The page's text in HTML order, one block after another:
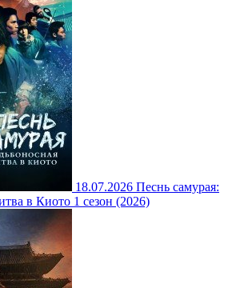
18.07.2026 Песнь самурая:
в Киото 1 сезон (2026)